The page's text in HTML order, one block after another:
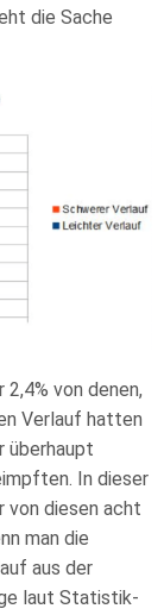
die Sache
von denen,
Verlauf hatten
überhaupt
In dieser
von diesen acht
man die
aus der
laut Statistik-